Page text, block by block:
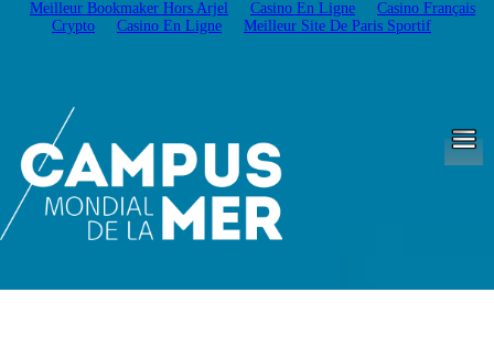
Meilleur Bookmaker Hors Arjel Casino En Ligne
Casino Français
Crypto
Casino En Ligne Meilleur Site De Paris Sportif